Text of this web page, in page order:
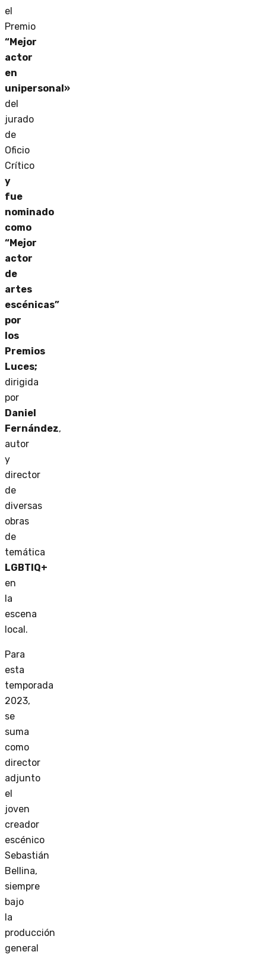
el
Premio
“Mejor
actor
en
unipersonal»
del
jurado
de
Oficio
Crítico
y
fue
nominado
como
“Mejor
actor
de
artes
escénicas”
por
los
Premios
Luces;
dirigida
por
Daniel
Fernández,
autor
y
director
de
diversas
obras
de
temática
LGBTIQ+
en
la
escena
local.
Para
esta
temporada
2023,
se
suma
como
director
adjunto
el
joven
creador
escénico
Sebastián
Bellina,
siempre
bajo
la
producción
general